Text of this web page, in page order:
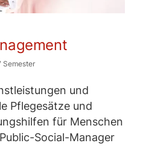
Semester
und
Pflegesätze und
für Menschen
Social-Manager